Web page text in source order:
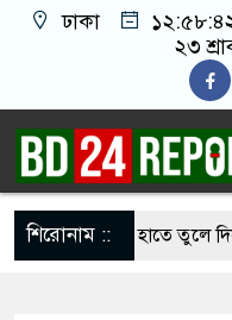
ঢাকা
২৩
শিরোনাম ::
বাংলাদেশের হাতে তুলে দিবে